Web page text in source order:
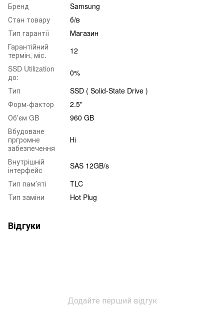
Бренд
Samsung
Стан товару
б/в
Тип гарантії
Магазин
Гарантійний
термін, міс.
12
SSD Utilization
до:
0%
Тип
SSD ( Solid-State Drive )
Форм-фактор
2.5"
Обʼєм GB
960 GB
Вбудоване
пргромне
забезпечення
Ні
Внутрішній
інтерфейс
SAS 12GB/s
Тип памʼяті
TLC
Тип заміни
Hot Plug
Відгуки
Додайте перший відгук